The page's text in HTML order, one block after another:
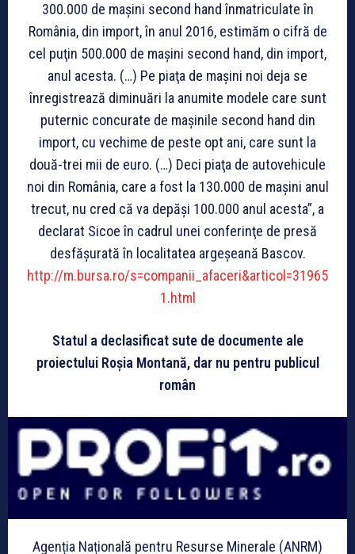
300.000 de maşini second hand înmatriculate în
România, din import, în anul 2016, estimăm o cifră de
cel puţin 500.000 de maşini second hand, din import,
anul acesta. (…) Pe piaţa de maşini noi deja se
înregistrează diminuări la anumite modele care sunt
puternic concurate de maşinile second hand din
import, cu vechime de peste opt ani, care sunt la
două-trei mii de euro. (…) Deci piaţa de autovehicule
noi din România, care a fost la 130.000 de maşini anul
trecut, nu cred că va depăşi 100.000 anul acesta”, a
declarat Sicoe în cadrul unei conferinţe de presă
desfăşurată în localitatea argeşeană Bascov.
http://m.bursa.ro/s=companii_afaceri&articol=31965
1.html
Statul a declasificat sute de documente ale
proiectului Roșia Montană, dar nu pentru publicul
român
Agenția Națională pentru Resurse Minerale (ANRM)